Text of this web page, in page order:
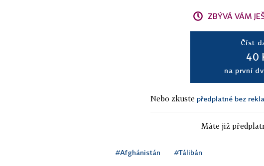
ZBÝVÁ VÁM
Číst
40
na první
Nebo zkuste předplatné bez
Máte již
#Afghánistán #Tálibán